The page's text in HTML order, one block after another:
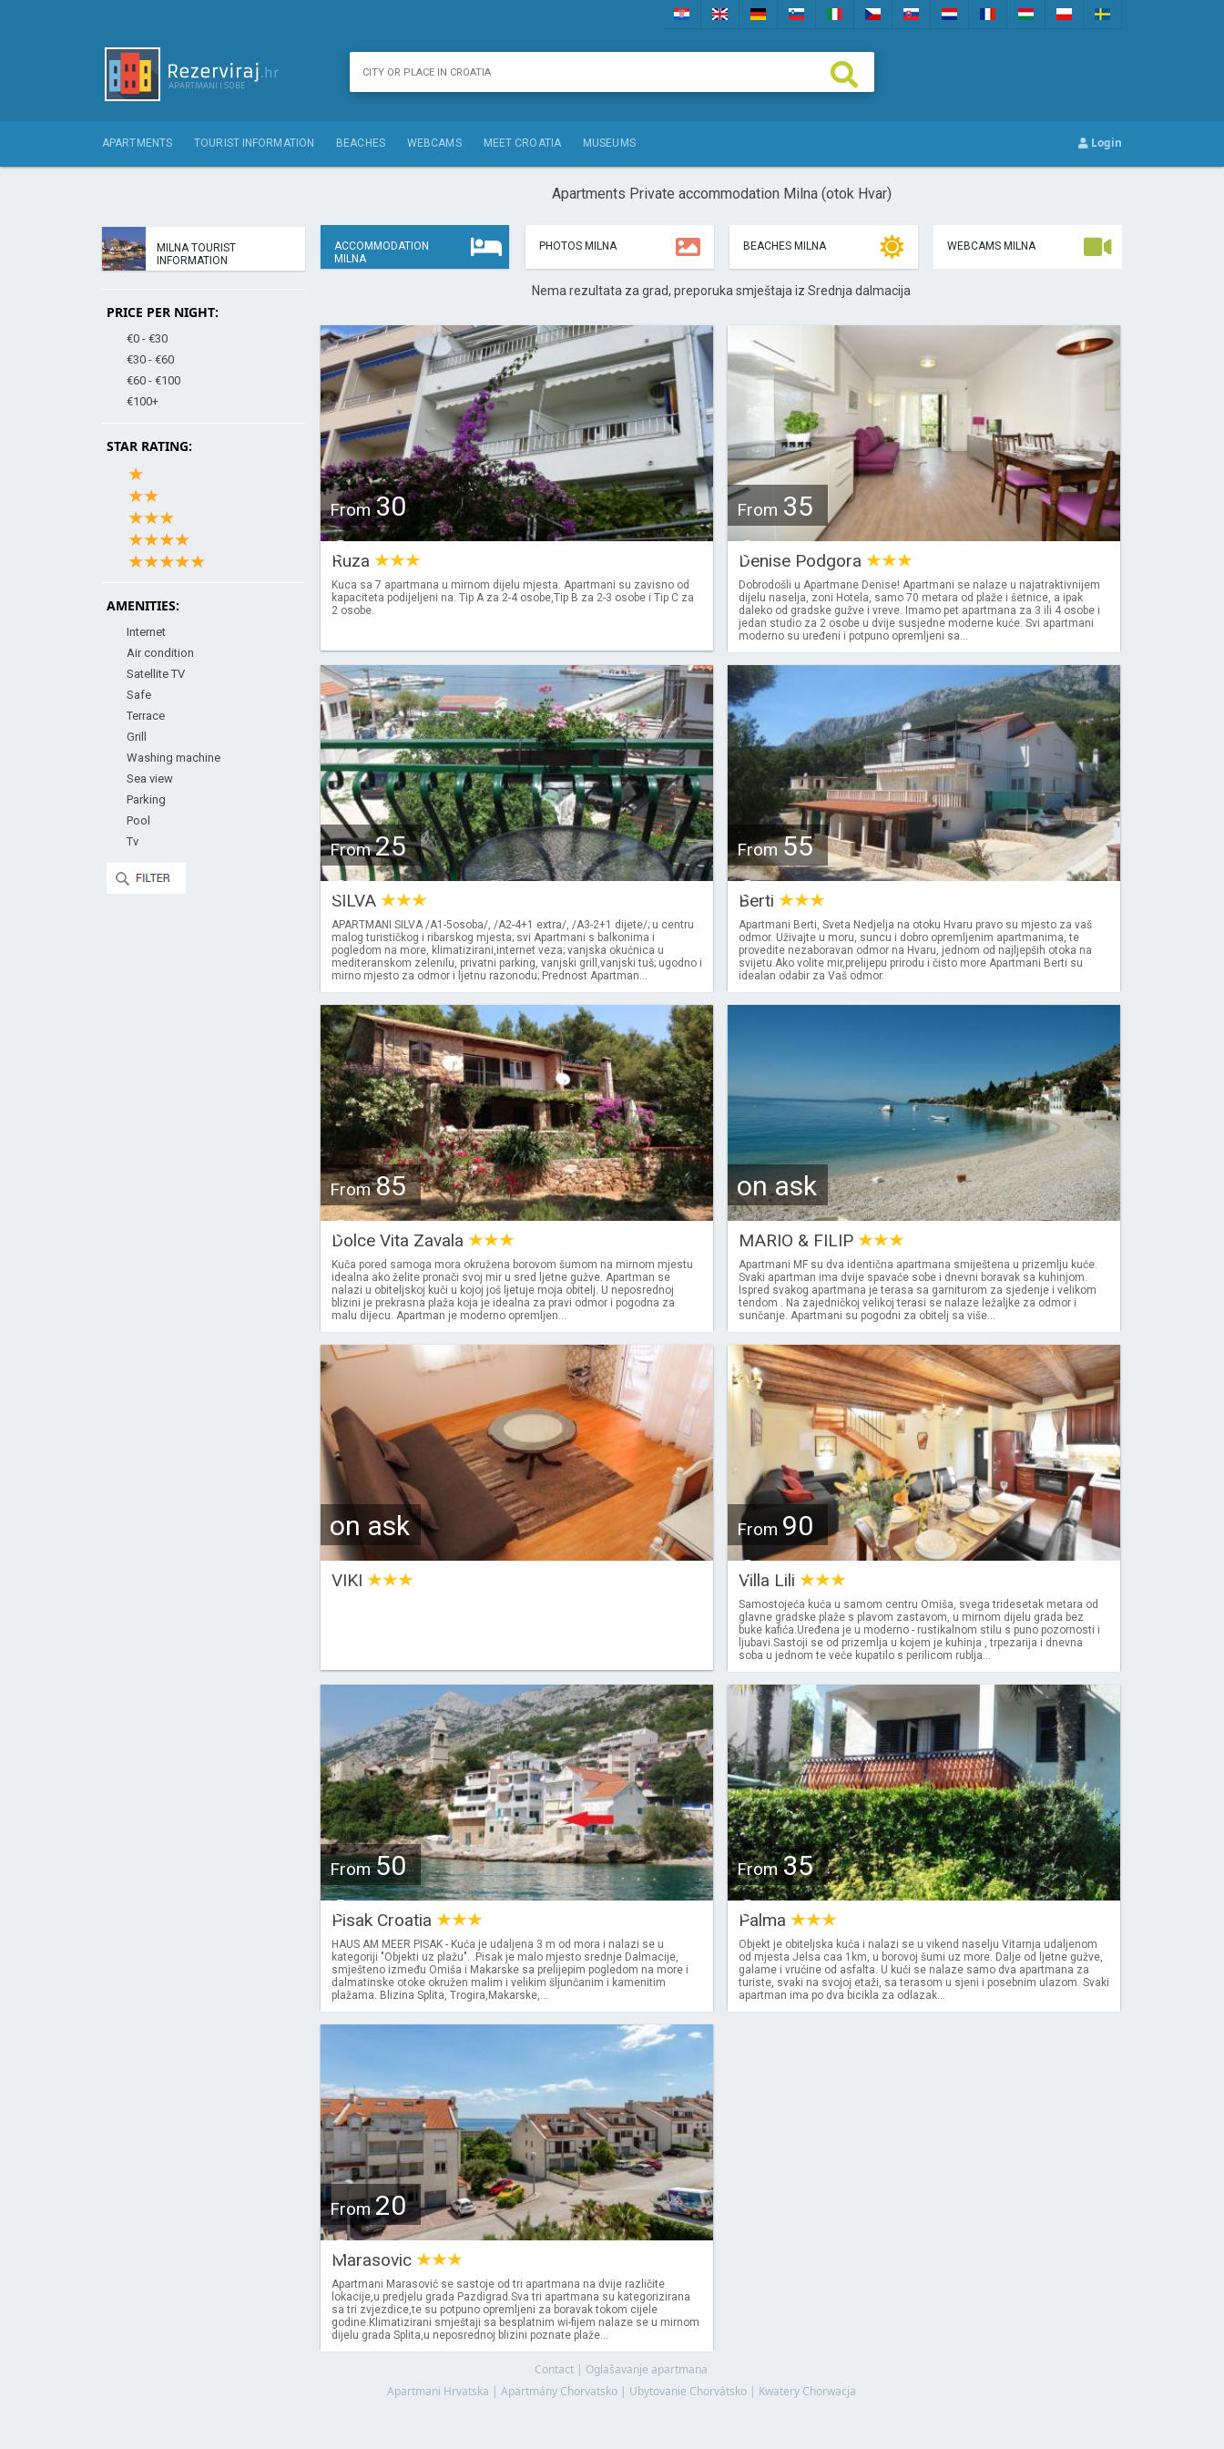
APARTMENTS TOURIST INFORMATION BEACHES WEBCAMS MEET CROATIA MUSEUMS Login
MILNA TOURIST
INFORMATION
PRICE PER NIGHT:
€0 - €30
€30 - €60
€60 - €100
€100+
STAR RATING:
AMENITIES:
Internet
Air condition
Satellite TV
Safe
Terrace
Grill
Washing machine
Sea view
Parking
Pool
Tv
Apartments Private accommodation Milna (otok Hvar)
ACCOMMODATION
MILNA
PHOTOS MILNA BEACHES MILNA WEBCAMS MILNA
Nema rezultata za grad, preporuka smještaja iz Srednja dalmacija
From30
€
Ruza
Kuca sa 7 apartmana u mirnom dijelu mjesta. Apartmani su zavisno od
kapaciteta podijeljeni na: Tip A za 2-4 osobe,Tip B za 2-3 osobe i Tip C za
2 osobe.
From 35
€
Denise Podgora
Dobrodošli u Apartmane Denise! Apartmani se nalaze u najatraktivnijem
dijelu naselja, zoni Hotela, samo 70 metara od plaže i šetnice, a ipak
daleko od gradske gužve i vreve. Imamo pet apartmana za 3 ili 4 osobe i
jedan studio za 2 osobe u dvije susjedne moderne kuće. Svi apartmani
moderno su uređeni i potpuno opremljeni sa...
From25
€
SILVA
APARTMANI SILVA /A1-5osoba/, /A2-4+1 extra/, /A3-2+1 dijete/; u centru
malog turističkog i ribarskog mjesta; svi Apartmani s balkonima i
pogledom na more, klimatizirani,internet veza; vanjska okućnica u
mediteranskom zelenilu, privatni parking, vanjski grill,vanjski tuš; ugodno i
mirno mjesto za odmor i ljetnu razonodu; Prednost Apartman...
From55
€
Berti
Apartmani Berti, Sveta Nedjelja na otoku Hvaru pravo su mjesto za vaš
odmor. Uživajte u moru, suncu i dobro opremljenim apartmanima, te
provedite nezaboravan odmor na Hvaru, jednom od najljepših otoka na
svijetu.Ako volite mir,prelijepu prirodu i čisto more Apartmani Berti su
idealan odabir za Vaš odmor.
From85
€
Dolce Vita Zavala
Kuča pored samoga mora okružena borovom šumom na mirnom mjestu
idealna ako želite pronači svoj mir u sred ljetne gužve. Apartman se
nalazi u obiteljskoj kuči u kojoj još ljetuje moja obitelj. U neposrednoj
blizini je prekrasna plaža koja je idealna za pravi odmor i pogodna za
malu dijecu. Apartman je moderno opremljen...
on ask
MARIO & FILIP
Apartmani MF su dva identična apartmana smiještena u prizemlju kuće.
Svaki apartman ima dvije spavaće sobe i dnevni boravak sa kuhinjom.
Ispred svakog apartmana je terasa sa garniturom za sjedenje i velikom
tendom . Na zajedničkoj velikoj terasi se nalaze ležaljke za odmor i
sunčanje. Apartmani su pogodni za obitelj sa više...
on ask
VIKI
From 90
€
Villa Lili
Samostojeća kuća u samom centru Omiša, svega tridesetak metara od
glavne gradske plaže s plavom zastavom, u mirnom dijelu grada bez
buke kafića.Uređena je u moderno - rustikalnom stilu s puno pozornosti i
ljubavi.Sastoji se od prizemlja u kojem je kuhinja , trpezarija i dnevna
soba u jednom te veće kupatilo s perilicom rublja...
From50
€
Pisak Croatia
HAUS AM MEER PISAK - Kuća je udaljena 3 m od mora i nalazi se u
kategoriji "Objekti uz plažu". .Pisak je malo mjesto srednje Dalmacije,
smješteno između Omiša i Makarske sa prelijepim pogledom na more i
dalmatinske otoke okružen malim i velikim šljunčanim i kamenitim
plažama. Blizina Splita, Trogira,Makarske,...
From35
€
Palma
Objekt je obiteljska kuća i nalazi se u vikend naselju Vitarnja udaljenom
od mjesta Jelsa caa 1km, u borovoj šumi uz more. Dalje od ljetne gužve,
galame i vrućine od asfalta. U kući se nalaze samo dva apartmana za
turiste, svaki na svojoj etaži, sa terasom u sjeni i posebnim ulazom. Svaki
apartman ima po dva bicikla za odlazak...
From20
€
Marasovic
Apartmani Marasović se sastoje od tri apartmana na dvije različite
lokacije,u predjelu grada Pazdigrad.Sva tri apartmana su kategorizirana
sa tri zvjezdice,te su potpuno opremljeni za boravak tokom cijele
godine.Klimatizirani smještaji sa besplatnim wi-fijem nalaze se u mirnom
dijelu grada Splita,u neposrednoj blizini poznate plaže...
Contact | Oglašavanje apartmana
Apartmani Hrvatska | Apartmány Chorvatsko| Ubytovanie Chorvátsko| Kwatery Chorwacja